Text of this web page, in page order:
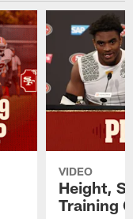
VIDEO
Height,
Training